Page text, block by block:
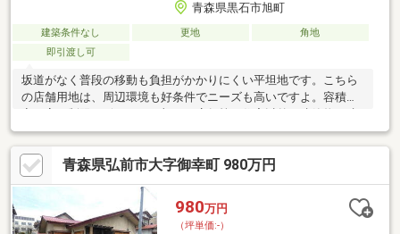
青森県黒石市旭町
建築条件なし 更地
角地
即引渡し可
坂道がなく普段の移動も負担がかかりにくい平坦地です。こちら
の店舗用地は、周辺環境も好条件でニーズも高いですよ。容積
てることが可能な第二種住居地域です。土地購入をお考えの方に
イチオシの売地がこちらです。駅までは徒歩13分でアクセス可能
です。前面道路6m以上は確保しているので車の出し入れもラクラ
クです。土地面積は508.48㎡(公簿)です。
青森県弘前市大字御幸町 980万円
980万円
（坪単価:-）